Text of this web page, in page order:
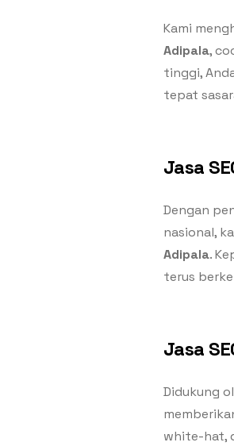
Kami
Adipala,
tinggi,
tepat
Jasa
Dengan
nasional,
Adipala.
terus
Jasa
Didukung
white-hat,